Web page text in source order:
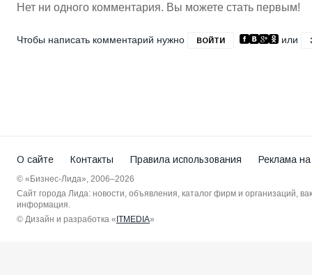
Нет ни одного комментария. Вы можете стать первым!
Чтобы написать комментарий нужно ВОЙТИ или
О сайте Контакты Правила использования Реклама
© «Бизнес-Лида», 2006–2026
Сайт города Лида: новости, объявления, каталог фирм и организаций,
информация.
© Дизайн и разработка « ITMEDIA»